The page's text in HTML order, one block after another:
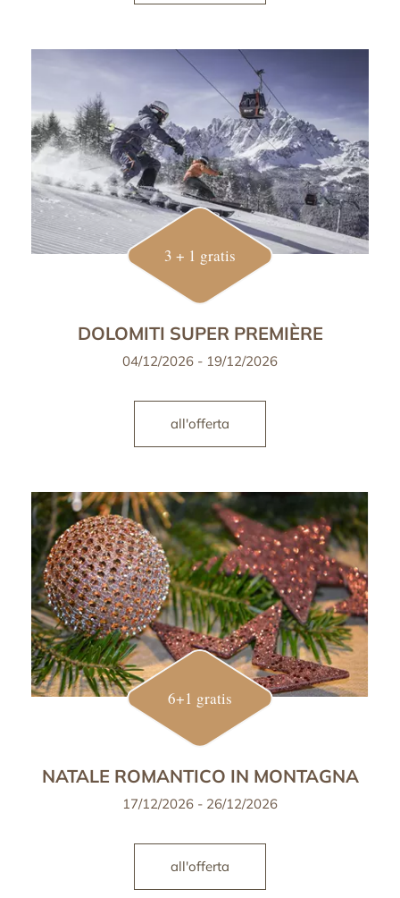
3 + 1 gratis
DOLOMITI SUPER PREMIÈRE
04/12/2026 - 19/12/2026
all'offerta
6+1 gratis
NATALE ROMANTICO IN MONTAGNA
17/12/2026 - 26/12/2026
all'offerta